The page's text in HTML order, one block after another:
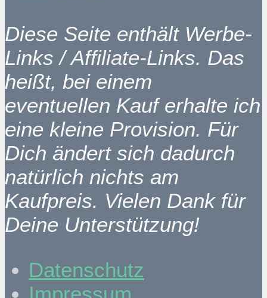
Diese Seite enthält Werbe-
Links / Affiliate-Links. Das
heißt, bei einem
eventuellen Kauf erhalte ich
eine kleine Provision. Für
Dich ändert sich dadurch
natürlich nichts am
Kaufpreis. Vielen Dank für
Deine Unterstützung!
Datenschutz
Impressum